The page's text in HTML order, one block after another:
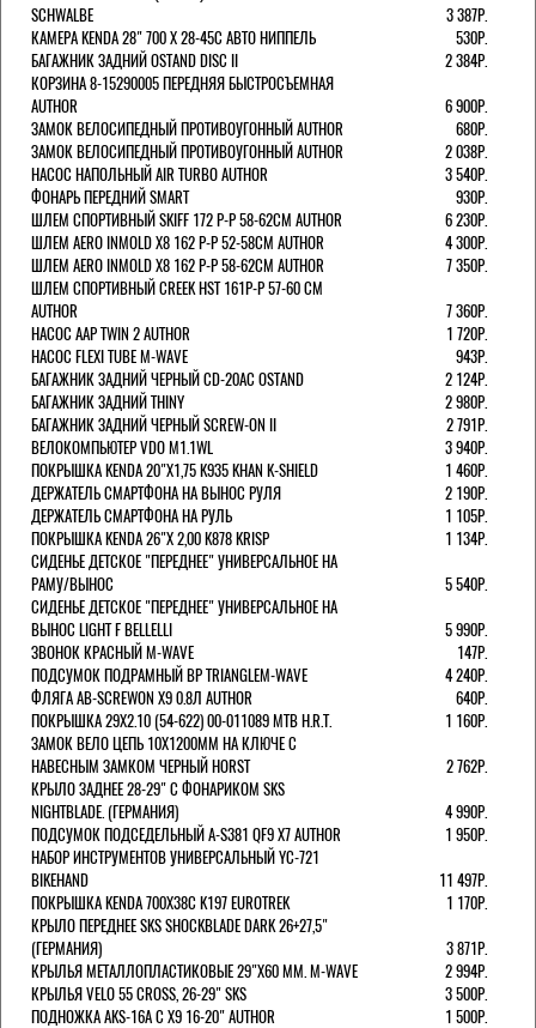
SCHWALBE
3 387Р.
КАМЕРА KENDA 28" 700 Х 28-45С АВТО НИППЕЛЬ
530Р.
БАГАЖНИК ЗАДНИЙ OSTAND DISC II
2 384Р.
КОРЗИНА 8-15290005 ПЕРЕДНЯЯ БЫСТРОСЪЕМНАЯ
AUTHOR
6 900Р.
ЗАМОК ВЕЛОСИПЕДНЫЙ ПРОТИВОУГОННЫЙ AUTHOR
680Р.
ЗАМОК ВЕЛОСИПЕДНЫЙ ПРОТИВОУГОННЫЙ AUTHOR
2 038Р.
НАСОС НАПОЛЬНЫЙ AIR TURBO AUTHOR
3 540Р.
ФОНАРЬ ПЕРЕДНИЙ SMART
930Р.
ШЛЕМ СПОРТИВНЫЙ SKIFF 172 Р-Р 58-62СМ AUTHOR
6 230Р.
ШЛЕМ AERO INMOLD X8 162 Р-Р 52-58СМ AUTHOR
4 300Р.
ШЛЕМ AERO INMOLD X8 162 Р-Р 58-62СМ AUTHOR
7 350Р.
ШЛЕМ СПОРТИВНЫЙ CREEK HST 161Р-Р 57-60 СМ
AUTHOR
7 360Р.
НАСОС AAP TWIN 2 AUTHOR
1 720Р.
НАСОС FLEXI TUBE M-WAVE
943Р.
БАГАЖНИК ЗАДНИЙ ЧЕРНЫЙ СD-20AC OSTAND
2 124Р.
БАГАЖНИК ЗАДНИЙ THINY
2 980Р.
БАГАЖНИК ЗАДНИЙ ЧЕРНЫЙ SCREW-ON II
2 791Р.
ВЕЛОКОМПЬЮТЕР VDO M1.1WL
3 940Р.
ПОКРЫШКА KENDA 20"Х1,75 K935 KHAN K-SHIELD
1 460Р.
ДЕРЖАТЕЛЬ СМАРТФОНА НА ВЫНОС РУЛЯ
2 190Р.
ДЕРЖАТЕЛЬ СМАРТФОНА НА РУЛЬ
1 105Р.
ПОКРЫШКА KENDA 26"Х 2,00 K878 KRISP
1 134Р.
СИДЕНЬЕ ДЕТСКОЕ "ПЕРЕДНЕЕ" УНИВЕРСАЛЬНОЕ НА
РАМУ/ВЫНОС
5 540Р.
СИДЕНЬЕ ДЕТСКОЕ "ПЕРЕДНЕЕ" УНИВЕРСАЛЬНОЕ НА
ВЫНОС LIGHT F BELLELLI
5 990Р.
ЗВОНОК КРАСНЫЙ M-WAVE
147Р.
ПОДСУМОК ПОДРАМНЫЙ BP TRIANGLEM-WAVE
4 240Р.
ФЛЯГА AB-SCREWON X9 0.8Л AUTHOR
640Р.
ПОКРЫШКА 29X2.10 (54-622) 00-011089 MTB H.R.T.
1 160Р.
ЗАМОК ВЕЛО ЦЕПЬ 10Х1200ММ НА КЛЮЧЕ С
НАВЕСНЫМ ЗАМКОМ ЧЕРНЫЙ HORST
2 762Р.
КРЫЛО ЗАДНЕЕ 28-29" С ФОНАРИКОМ SKS
NIGHTBLADE. (ГЕРМАНИЯ)
4 990Р.
ПОДСУМОК ПОДСЕДЕЛЬНЫЙ A-S381 QF9 X7 AUTHOR
1 950Р.
НАБОР ИНСТРУМЕНТОВ УНИВЕРСАЛЬНЫЙ YC-721
BIKEHAND
11 497Р.
ПОКРЫШКА KENDA 700Х38С K197 EUROTREK
1 170Р.
КРЫЛО ПЕРЕДНЕЕ SKS SHOCKBLADE DARK 26+27,5"
(ГЕРМАНИЯ)
3 871Р.
КРЫЛЬЯ МЕТАЛЛОПЛАСТИКОВЫЕ 29"Х60 ММ. M-WAVE
2 994Р.
КРЫЛЬЯ VELO 55 CROSS, 26-29" SKS
3 500Р.
ПОДНОЖКА AKS-16A C X9 16-20" AUTHOR
1 500Р.